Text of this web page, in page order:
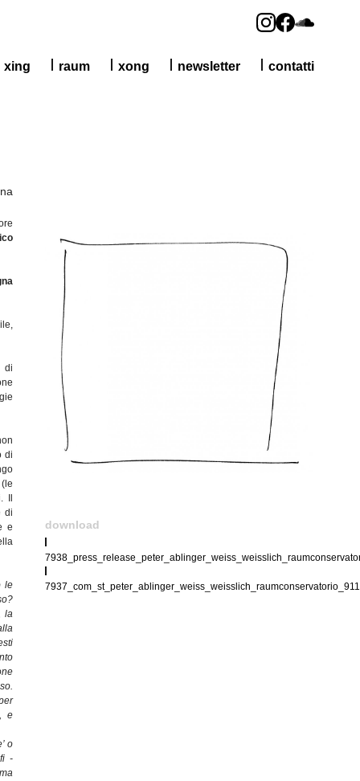
contatti
newsletter
xong
raum
xing
download
di
di
Il
di
e
le
la
e
o
-